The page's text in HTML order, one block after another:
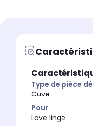
Type de pièce
Cuve
Pour
Lave linge